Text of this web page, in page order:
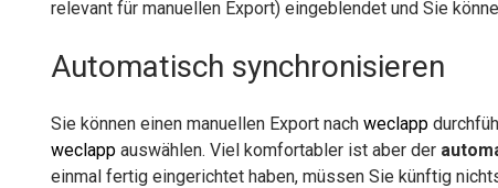
relevant für manuellen Export) eingeblendet und Sie
Automatisch synchronisieren
Sie können einen manuellen Export nachweclapp
weclapp auswählen. Viel komfortabler ist aber der
einmal fertig eingerichtet haben, müssen Sie künftig